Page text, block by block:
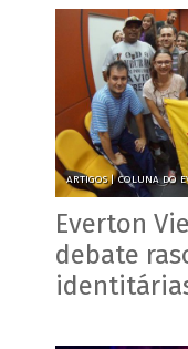
ARTIGOS |COLUNA DO
Everton
debate